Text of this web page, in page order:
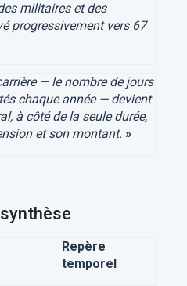
militaires et des
progressivement vers 67
— le nombre de jours
chaque année — devient
à côté de la seule durée,
et son montant. »
Repère
temporel